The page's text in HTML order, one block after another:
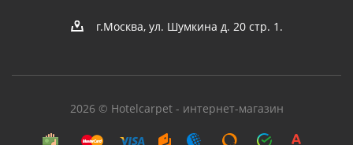
г.Москва, ул. Шумкина д. 20 стр. 1.
2026 © Hotelcarpet - интернет-магазин